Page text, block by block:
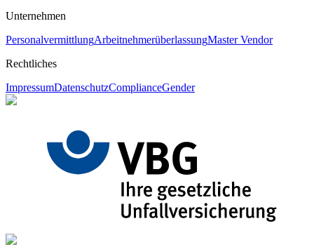
Unternehmen
PersonalvermittlungArbeitnehmerüberlassungMaster Vendor
Rechtliches
ImpressumDatenschutzComplianceGender